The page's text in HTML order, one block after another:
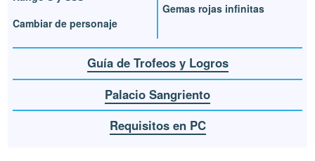
Cambiar de personaje
Gemas rojas infinitas
Guía de Trofeos y Logros
Palacio Sangriento
Requisitos en PC